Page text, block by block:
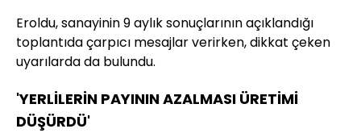
Eroldu, sanayinin 9 aylık sonuçlarının açıklandığı
toplantıda çarpıcı mesajlar verirken, dikkat çeken
uyarılarda da bulundu.
'YERLİLERİN PAYININ AZALMASI ÜRETİMİ
DÜŞÜRDÜ'